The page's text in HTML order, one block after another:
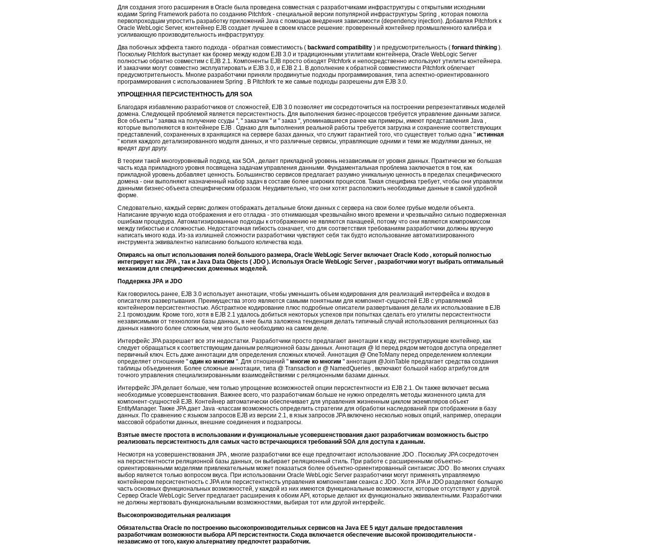
Для создания этого расширения в Oracle была проведена совместная с разработчиками инфраструктуры с открытыми исходными
кодами Spring Framework работа по созданию Pitchfork - специальной версии популярной инфраструктуры Spring , которая помогла
первопроходцам упростить разработку приложений Java с помощью внедрения зависимости (dependency injection). Добавляя Pitchfork к
Oracle WebLogic Server, контейнер EJB создает лучшее в своем классе решение: проверенный контейнер промышленного калибра и
усиливающую производительность инфраструктуру.
Два побочных эффекта такого подхода - обратная совместимость ( backward compatibility ) и предусмотрительность ( forward thinking ).
Поскольку Pitchfork выступает как брокер между кодом EJB 3.0 и традиционными утилитами контейнера, Oracle WebLogic Server
полностью обратно совместим с EJB 2.1. Компоненты EJB просто обходят Pitchfork и непосредственно используют утилиты контейнера.
И заказчики могут совместно эксплуатировать и EJB 3.0, и EJB 2.1. В дополнение к обратной совместимости Pitchfork облегчает
предусмотрительность. Многие разработчики приняли продвинутые подходы программирования, типа аспектно-ориентированного
программирования с использованием Spring . В Pitchfork те же самые подходы разрешены для EJB 3.0.
УПРОЩЕННАЯ ПЕРСИСТЕНТНОСТЬ ДЛЯ SOA
Благодаря избавлению разработчиков от сложностей, EJB 3.0 позволяет им сосредоточиться на построении репрезентативных моделей
домена. Следующей проблемой является персистентность. Для выполнения бизнес-процессов требуется управление данными записи.
Все объекты " заявка на получение ссуды ", " заказчик " и " заказ ", упоминавшиеся ранее как примеры, имеют представления Java ,
которые выполняются в контейнере EJB . Однако для выполнения реальной работы требуется загрузка и сохранение соответствующих
представлений, сохраненных в хранящихся на сервере базах данных, что служит гарантией того, что существует только одна " истинная
" копия каждого детализированного модуля данных, и что различные сервисы, управляющие одними и теми же модулями данных, не
вредят друг другу.
В теории такой многоуровневый подход, как SOA , делает прикладной уровень независимым от уровня данных. Практически же большая
часть кода прикладного уровня посвящена задачам управления данными. Фундаментальная проблема заключается в том, как
прикладной уровень добавляет ценность. Большинство сервисов предлагает разумно уникальную ценность в пределах специфического
домена - они выполняют назначенный набор задач в составе более широких процессов. Такая специфика требует, чтобы они управляли
данными бизнес-объекта специфическим образом. Неудивительно, что они хотят расположить необходимые данные в самой удобной
форме.
Следовательно, каждый сервис должен отображать детальные блоки данных с сервера на свои более грубые модели объекта.
Написание вручную кода отображения и его отладка - это отнимающая чрезвычайно много времени и чрезвычайно сильно подверженная
ошибкам процедура. Автоматизированные подходы к отображению не являются панацеей, потому что они являются компромиссом
между гибкостью и сложностью. Недостаточная гибкость означает, что для соответствия требованиям разработчики должны вручную
написать много кода. Из-за излишней сложности разработчики чувствуют себя так будто использование автоматизированного
инструмента эквивалентно написанию большого количества кода.
Опираясь на опыт использования полей большого размера, Oracle WebLogic Server включает Oracle Kodo , который полностью
интегрирует как JPA , так и Java Data Objects ( JDO ). Используя Oracle WebLogic Server , разработчики могут выбрать оптимальный
механизм для специфических доменных моделей.
Поддержка JPA и JDO
Как говорилось ранее, EJB 3.0 использует аннотации, чтобы уменьшить объем кодирования для реализаций интерфейса и входов в
описателях развертывания. Преимущества этого являются самыми понятными для компонент-сущностей EJB с управляемой
контейнером персистентностью. Абстрактное кодирование плюс подробные описатели развертывания делали их использование в EJB
2.1 громоздким. Кроме того, хотя в EJB 2.1 удалось добиться некоторых успехов при попытках сделать его утилиты персистентности
независимыми от технологии базы данных, в нее была заложена тенденция делать типичный случай использования реляционных баз
данных намного более сложным, чем это было необходимо на самом деле.
Интерфейс JPA разрешает все эти недостатки. Разработчики просто предлагают аннотации к коду, инструктирующие контейнер, как
следует обращаться к соответствующим данным реляционной базы данных. Аннотация @ Id перед рядом методов доступа определяет
первичный ключ. Есть даже аннотации для определения сложных ключей. Аннотация @ OneToMany перед определением коллекции
определяет отношение " один ко многим ". Для отношений " многие ко многим " аннотация @JoinTable предлагает средства создания
таблицы объединения. Более сложные аннотации, типа @ Transaction и @ NamedQueries , включают большой набор атрибутов для
точного управления специализированными взаимодействиями с реляционными базами данных.
Интерфейс JPA делает больше, чем только упрощение возможностей опции персистентности из EJB 2.1. Он также включает весьма
необходимые усовершенствования. Важнее всего, что разработчикам больше не нужно определять методы жизненного цикла для
компонент-сущностей EJB. Контейнер автоматически обеспечивает для управления жизненным циклом экземпляров объект
EntityManager. Также JPA дает Java -классам возможность определить стратегии для обработки наследований при отображении в базу
данных. По сравнению с языком запросов EJB из версии 2.1, в язык запросов JPA включено несколько новых опций, например, операции
массовой обработки данных, внешние соединения и подзапросы.
Взятые вместе простота в использовании и функциональные усовершенствования дают разработчикам возможность быстро
реализовать персистентность для самых часто встречающихся требований SOA для доступа к данным.
Несмотря на усовершенствования JPA , многие разработчики все еще предпочитают использование JDO . Поскольку JPA сосредоточен
на персистентности реляционной базы данных, он выбирает реляционный стиль. При работе с расширенными объектно-
ориентированными моделями привлекательным может показаться более объектно-ориентированный синтаксис JDO . Во многих случаях
выбор является только вопросом вкуса. При использовании Oracle WebLogic Server разработчики могут применять управляемую
контейнером персистентность с JPA или персистентность управления компонентами сеанса с JDO . Хотя JPA и JDO разделяют большую
часть основных функциональных возможностей, у каждой из них имеются функциональные возможности, которые отсутствуют у другой.
Сервер Oracle WebLogic Server предлагает расширения к обоим API, которые делают их функционально эквивалентными. Разработчики
не должны жертвовать функциональными возможностями, выбирая тот или другой интерфейс.
Высокопроизводительная реализация
Обязательства Oracle по построению высокопроизводительных сервисов на Java EE 5 идут дальше предоставления
разработчикам возможности выбора API персистентности. Сюда включается обеспечение высокой производительности -
независимо от того, какую альтернативу предпочтет разработчик.